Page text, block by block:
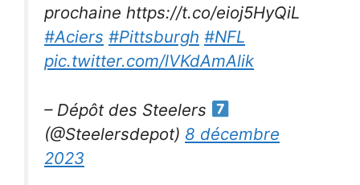
prochaine https://t.co/eioj5HyQiL
#Aciers #Pittsburgh #NFL
pic.twitter.com/lVKdAmAlik
– Dépôt des Steelers
(@Steelersdepot) 8 décembre
2023